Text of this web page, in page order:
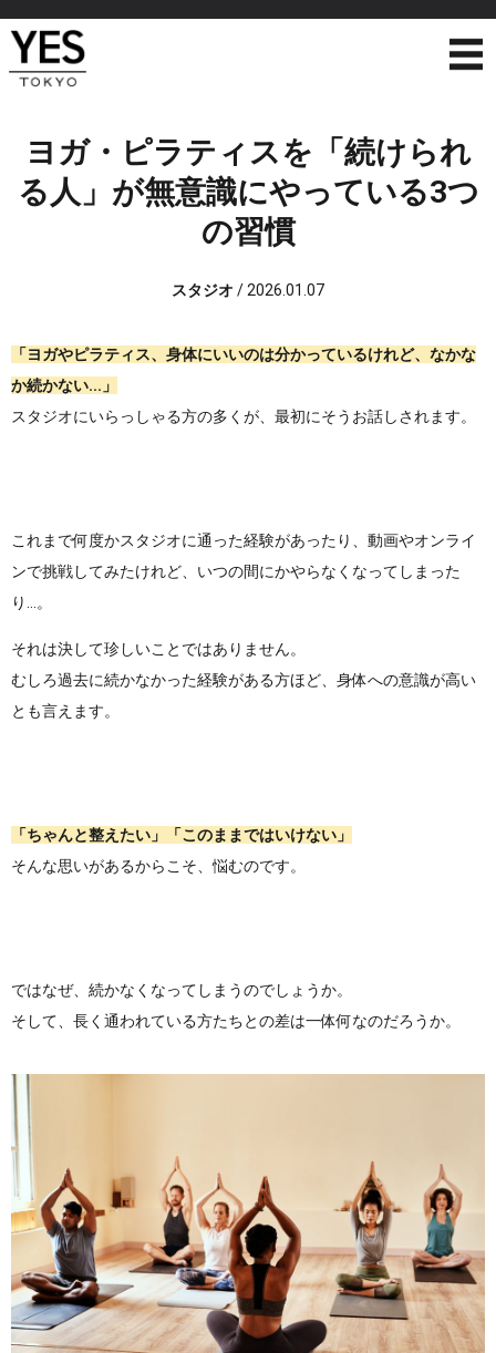
ヨガ・ピラティスを「続けられ
る人」が無意識にやっている3つ
の習慣
スタジオ /2026.01.07
「ヨガやピラティス、身体にいいのは分かっているけれど、なかな
か続かない...」
スタジオにいらっしゃる方の多くが、最初にそうお話しされます。
これまで何度かスタジオに通った経験があったり、動画やオンライ
ンで挑戦してみたけれど、いつの間にかやらなくなってしまった
り...。
それは決して珍しいことではありません。
むしろ過去に続かなかった経験がある方ほど、身体への意識が高い
とも言えます。
「ちゃんと整えたい」「このままではいけない」
そんな思いがあるからこそ、悩むのです。
ではなぜ、続かなくなってしまうのでしょうか。
そして、長く通われている方たちとの差は一体何なのだろうか。